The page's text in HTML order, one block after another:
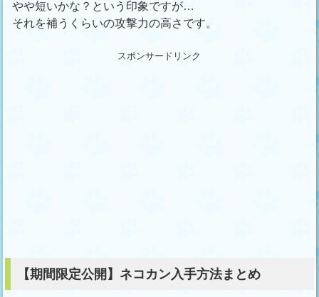
やや短いかな？という印象ですが…
それを補うくらいの攻撃力の高さです。
スポンサードリンク
【期間限定公開】ネコカン入手方法まとめ